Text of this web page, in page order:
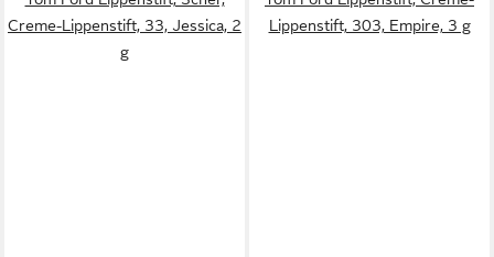
Creme-Lippenstift, 33, Jessica, 2
g
Lippenstift, 303, Empire, 3 g